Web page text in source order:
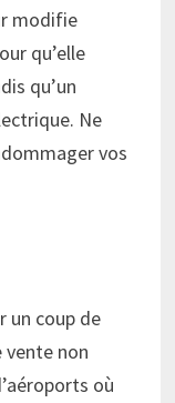
modifie
qu’elle
qu’un
Ne
vos
un coup de
non
où